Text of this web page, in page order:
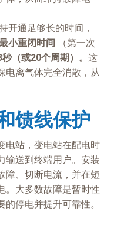
开通足够长的时间，
小重闭时间 （第一次
秒（或20个周期）。 这
电离气体完全消散，从
馈线保护
电站，变电站在配电时
输送到终端用户。安装
障、切断电流，并在短
。大多数故障是暂时性
停电并提升可靠性。